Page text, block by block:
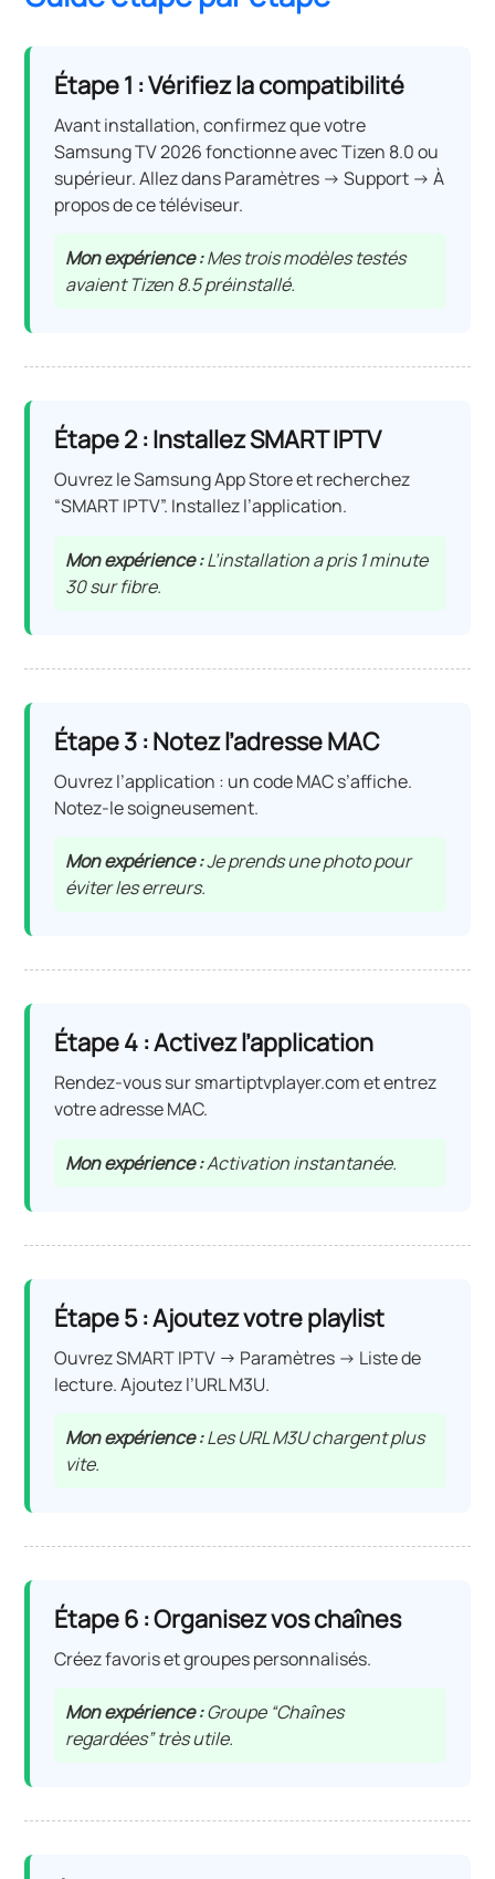
Étape 1 : Vérifiez la compatibilité
Avant installation, confirmez que votre
Samsung TV 2026 fonctionne avec Tizen 8.0 ou
supérieur. Allez dans Paramètres → Support → À
propos de ce téléviseur.
Mon expérience :Mes trois modèles testés
avaient Tizen 8.5 préinstallé.
Étape 2 : Installez SMART IPTV
Ouvrez le Samsung App Store et recherchez
“SMART IPTV”. Installez l’application.
Mon expérience :L’installation a pris 1 minute
30 sur fibre.
Étape 3 : Notez l’adresse MAC
Ouvrez l’application : un code MAC s’affiche.
Notez-le soigneusement.
Mon expérience :Je prends une photo pour
éviter les erreurs.
Étape 4 : Activez l’application
Rendez-vous sur smartiptvplayer.com et entrez
votre adresse MAC.
Mon expérience :Activation instantanée.
Étape 5 : Ajoutez votre playlist
Ouvrez SMART IPTV → Paramètres → Liste de
lecture. Ajoutez l’URL M3U.
Mon expérience :Les URL M3U chargent plus
vite.
Étape 6 : Organisez vos chaînes
Créez favoris et groupes personnalisés.
Mon expérience :Groupe “Chaînes
regardées” très utile.